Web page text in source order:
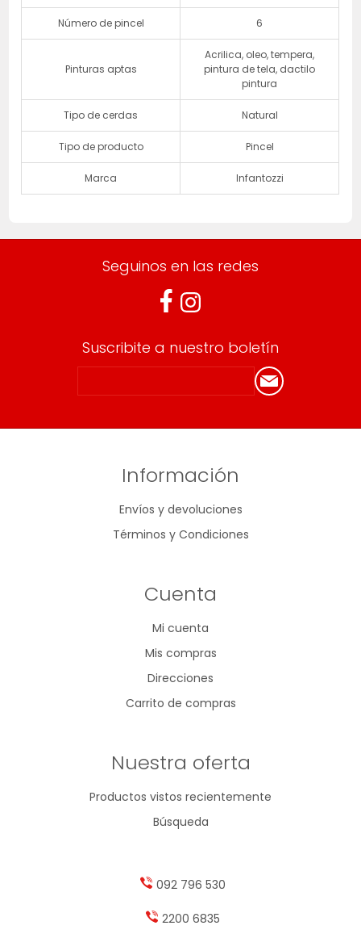
Número de pincel 6
Pinturas aptas
Acrilica, oleo, tempera,
pintura de tela, dactilo
pintura
Tipo de cerdas Natural
Tipo de producto Pincel
Marca Infantozzi
Seguinos en las redes
Suscribite a nuestro boletín
Información
Envíos y devoluciones
Términos y Condiciones
Cuenta
Mi cuenta
Mis compras
Direcciones
Carrito de compras
Nuestra oferta
Productos vistos recientemente
Búsqueda
092 796 530
2200 6835